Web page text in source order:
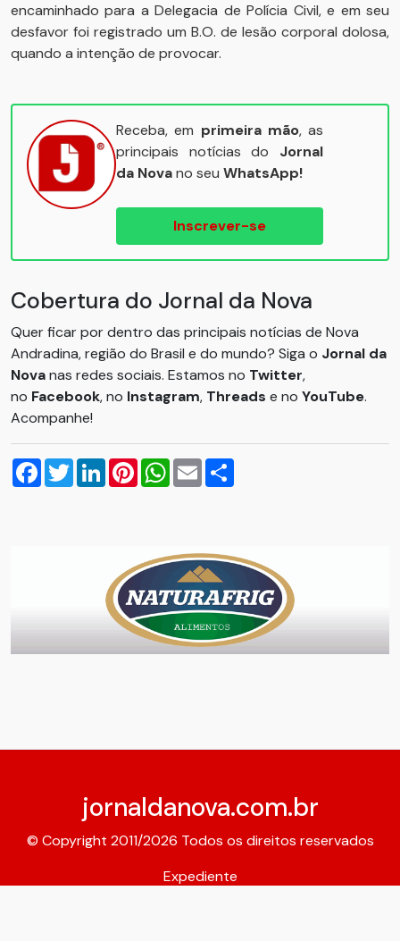
encaminhado para a Delegacia de Polícia Civil, e em seu
desfavor foi registrado um B.O. de lesão corporal dolosa,
quando a intenção de provocar.
Receba, em primeira mão, as
principais notícias do Jornal
da Novano seu WhatsApp!
Inscrever-se
Cobertura do Jornal da Nova
Quer ficar por dentro das principais notícias de Nova
Andradina, região do Brasil e do mundo? Siga o Jornal da
Novanas redes sociais. Estamos no Twitter,
no Facebook, no Instagram, Threads e no YouTube.
Acompanhe!
Facebook
TwitterLinkedInPinterestWhatsApp
Email
jornaldanova.com.br
© Copyright 2011/2026 Todos os direitos reservados
Expediente